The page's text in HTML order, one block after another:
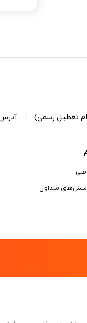
متداول